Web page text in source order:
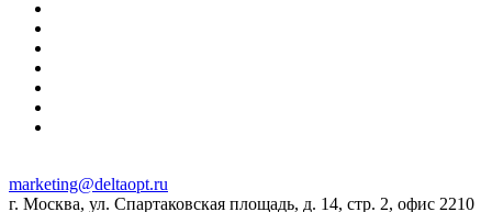
marketing@deltaopt.ru
г. Москва, ул. Спартаковская площадь, д. 14, стр. 2, офис 2210